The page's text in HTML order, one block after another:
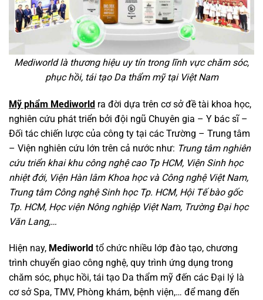
Mediworld là thương hiệu uy tín trong lĩnh vực chăm sóc,
phục hồi, tái tạo Da thẩm mỹ tại Việt Nam
Mỹ phẩm Mediworld ra đời dựa trên cơ sở đề tài khoa học,
nghiên cứu phát triển bởi đội ngũ Chuyên gia – Y bác sĩ –
Đối tác chiến lược của công ty tại các Trường – Trung tâm
– Viện nghiên cứu lớn trên cả nước như: Trung tâm nghiên
cứu triển khai khu công nghệ cao Tp HCM, Viện Sinh học
nhiệt đới, Viện Hàn lâm Khoa học và Công nghệ Việt Nam,
Trung tâm Công nghệ Sinh học Tp. HCM, Hội Tế bào gốc
Tp. HCM, Học viện Nông nghiệp Việt Nam, Trường Đại học
Văn Lang,…
Hiện nay, Mediworld tổ chức nhiều lớp đào tạo, chương
trình chuyển giao công nghệ, quy trình ứng dụng trong
chăm sóc, phục hồi, tái tạo Da thẩm mỹ đến các Đại lý là
cơ sở Spa, TMV, Phòng khám, bệnh viện,… để mang đến